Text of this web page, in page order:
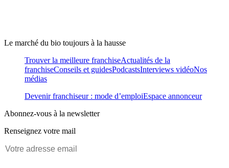
Le marché du bio toujours à la hausse
Trouver la meilleure franchiseActualités de la
franchiseConseils et guidesPodcastsInterviews vidéoNos
médias
Devenir franchiseur : mode d’emploiEspace annonceur
Abonnez-vous à la newsletter
Renseignez votre mail